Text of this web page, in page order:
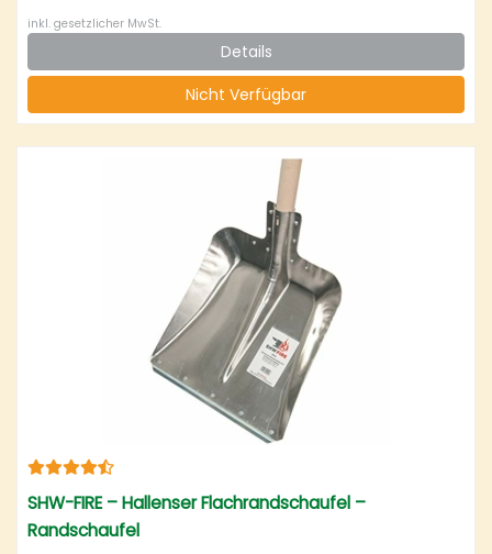
inkl. gesetzlicher MwSt.
Details
Nicht Verfügbar
SHW-FIRE – Hallenser Flachrandschaufel –
Randschaufel